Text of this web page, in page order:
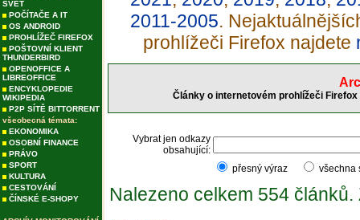
SVĚT
POČÍTAČE A IT
OS ANDROID
PROHLÍŽEČ FIREFOX
POŠTOVNÍ KLIENT
THUNDERBIRD
OPENOFFICE A
LIBREOFFICE
ENCYKLOPEDIE
WIKIPEDIA
P2P SÍTĚ BITTORRENT
všeobecná témata:
EKONOMIKA
OSOBNÍ FINANCE
PRÁVO
SPORT
KULTURA
CESTOVÁNÍ
ČÍNSKÉ E-SHOPY
2011-2005.
prohlížeči Firefox najdete
Články o internetovém prohlížeči Firefox
Vybrat jen odkazy
obsahující:
přesný výraz
Nalezeno celkem 554